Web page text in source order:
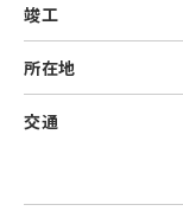
竣工
所在地
交通